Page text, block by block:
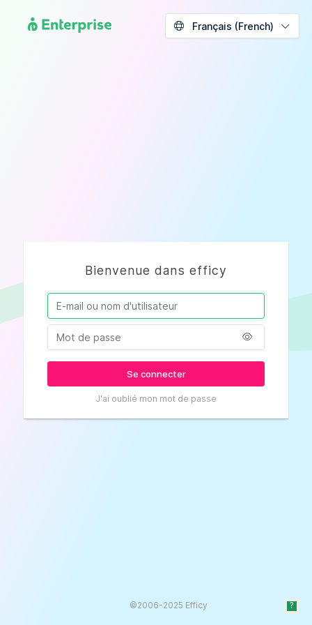
Français (French)
Bienvenue dans efficy
Se connecter
J'ai oublié mon mot de passe
©2006-2025 Efficy ?